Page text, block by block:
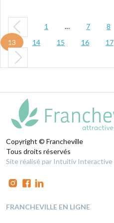
1 … 7 8
13
14 15 16 17
Copyright © Francheville
Tous droits réservés
Site réalisé par Intuitiv Interactive
FRANCHEVILLE EN LIGNE